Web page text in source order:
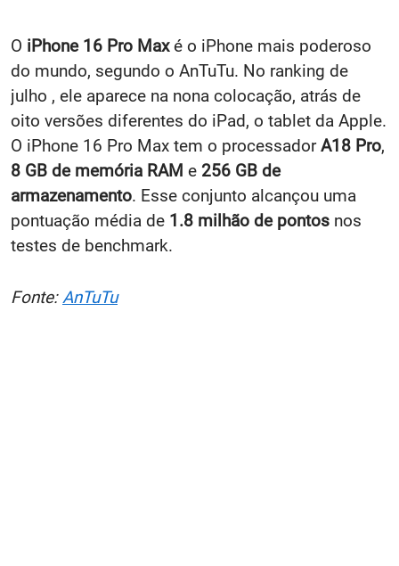
O iPhone 16 Pro Maxé o iPhone mais poderoso
do mundo, segundo o AnTuTu. No ranking de
julho , ele aparece na nona colocação, atrás de
oito versões diferentes do iPad, o tablet da Apple.
O iPhone 16 Pro Max tem o processadorA18 Pro,
8 GB de memória RAM e 256 GB de
armazenamento. Esse conjunto alcançou uma
pontuação média de 1.8 milhão de pontos nos
testes de benchmark.
Fonte:AnTuTu